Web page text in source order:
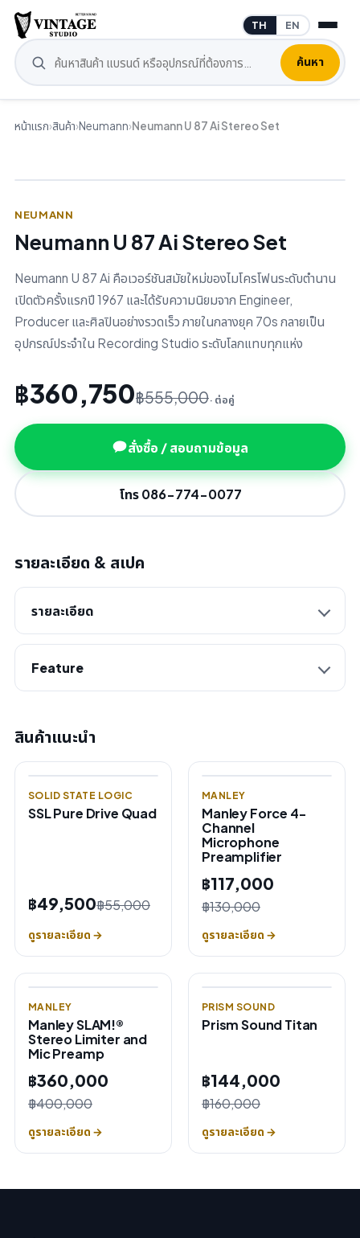
ค้นหา
TH EN
หน้าแรก›สินค้า›Neumann›Neumann U 87 Ai Stereo Set
NEUMANN
Neumann U 87 Ai Stereo Set
Neumann U 87 Ai คือเวอร์ชันสมัยใหม่ของไมโครโฟนระดับตำนาน
เปิดตัวครั้งแรกปี 1967 และได้รับความนิยมจาก Engineer,
Producer และศิลปินอย่างรวดเร็ว ภายในกลางยุค 70s กลายเป็น
อุปกรณ์ประจำใน Recording Studio ระดับโลกแทบทุกแห่ง
฿360,750฿555,000· ต่อคู่
สั่งซื้อ / สอบถามข้อมูล
โทร 086-774-0077
รายละเอียด & สเปค
รายละเอียด
Feature
สินค้าแนะนำ
SOLID STATE LOGIC
SSL Pure Drive Quad
฿49,500฿55,000
ดูรายละเอียด →
MANLEY
Manley Force 4-
Channel
Microphone
Preamplifier
฿117,000
฿130,000
ดูรายละเอียด →
MANLEY
Manley SLAM!®
Stereo Limiter and
Mic Preamp
฿360,000
฿400,000
ดูรายละเอียด →
PRISM SOUND
Prism Sound Titan
฿144,000
฿160,000
ดูรายละเอียด →